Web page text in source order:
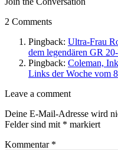
2 Comments
Pingback: Ultra-Frau
dem legendären GR
Pingback: Coleman,
Links der Woche vom
Leave
comment
Leave a comment
Deine E-Mail-Adresse wird
Felder sind mit * markiert
Kommentar *